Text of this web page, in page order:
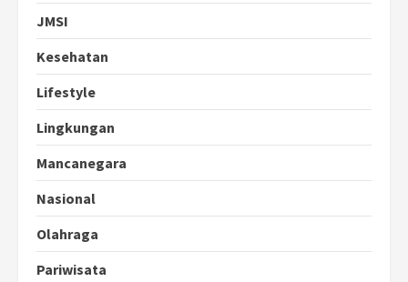
JMSI
Kesehatan
Lifestyle
Lingkungan
Mancanegara
Nasional
Olahraga
Pariwisata